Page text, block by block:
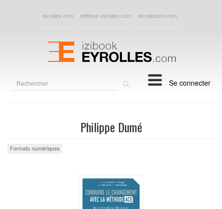
eyrolles.com editions-eyrolles.com eyrollespro.com
Se connecter
Philippe Dumé
Formats numériques